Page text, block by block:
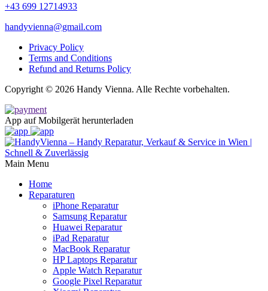
+43 699 12714933
handyvienna@gmail.com
Privacy Policy
Terms and Conditions
Refund and Returns Policy
Copyright © 2026 Handy Vienna. Alle Rechte vorbehalten.
App auf Mobilgerät herunterladen
Main Menu
Home
Reparaturen
iPhone Reparatur
Samsung Reparatur
Huawei Reparatur
iPad Reparatur
MacBook Reparatur
HP Laptops Reparatur
Apple Watch Reparatur
Google Pixel Reparatur